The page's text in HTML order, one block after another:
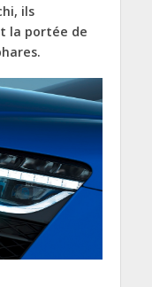
ils
la portée de